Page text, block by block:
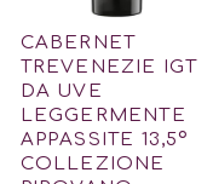
CABERNET
TREVENEZIE IGT
DA UVE
LEGGERMENTE
APPASSITE 13,5º
COLLEZIONE